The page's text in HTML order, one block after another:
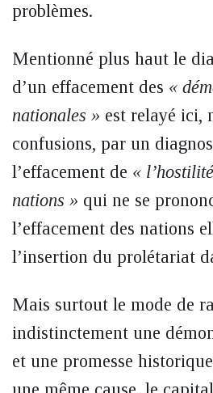
problèmes.
Mentionné plus haut le
d’un effacement des «
nationales » est relayé ici,
confusions, par un
l’effacement de «
nations » qui ne se
l’effacement des nations
l’insertion du prolétariat
Mais surtout le mode de
indistinctement une
et une promesse